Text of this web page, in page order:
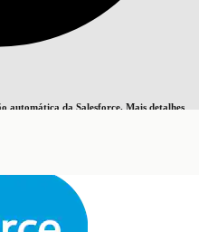
automática da Salesforce. Mais detalhes